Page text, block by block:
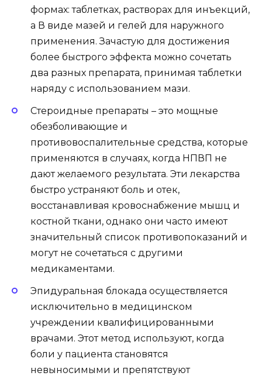
формах: таблетках, растворах для инъекций,
а В виде мазей и гелей для наружного
применения. Зачастую для достижения
более быстрого эффекта можно сочетать
два разных препарата, принимая таблетки
наряду с использованием мази.
Стероидные препараты – это мощные
обезболивающие и
противовоспалительные средства, которые
применяются в случаях, когда НПВП не
дают желаемого результата. Эти лекарства
быстро устраняют боль и отек,
восстанавливая кровоснабжение мышц и
костной ткани, однако они часто имеют
значительный список противопоказаний и
могут не сочетаться с другими
медикаментами.
Эпидуральная блокада осуществляется
исключительно в медицинском
учреждении квалифицированными
врачами. Этот метод используют, когда
боли у пациента становятся
невыносимыми и препятствуют